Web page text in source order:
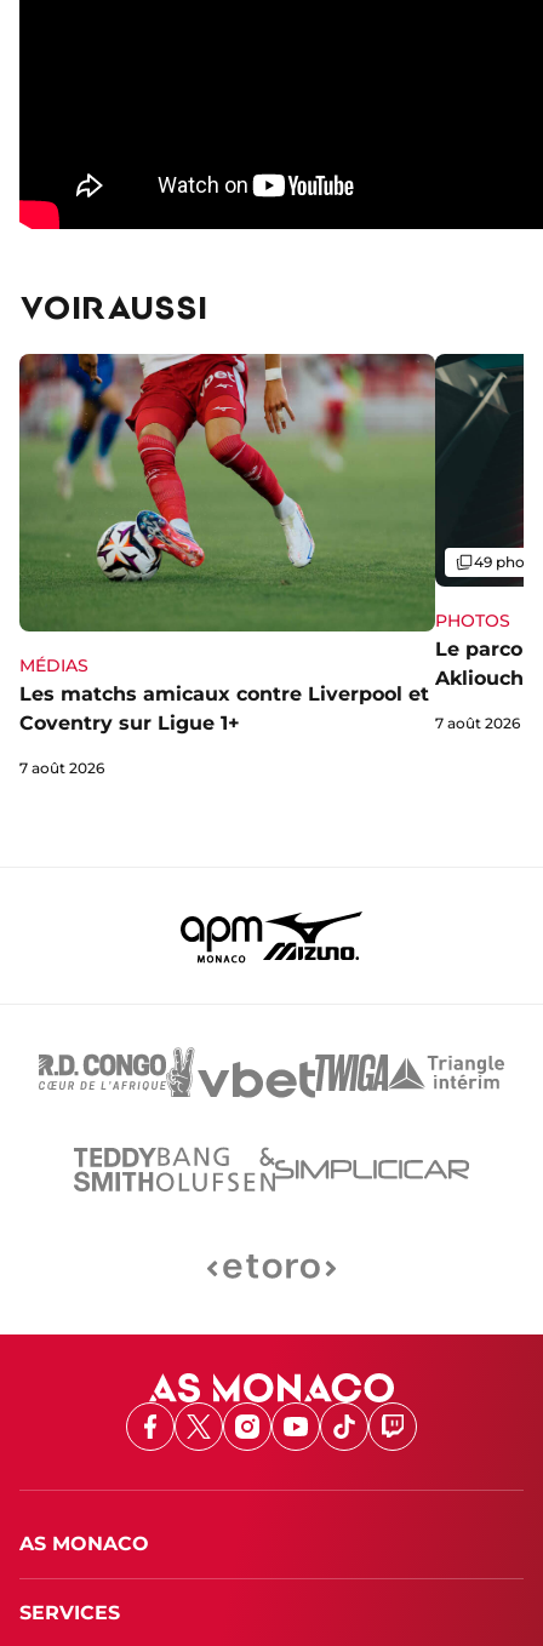
VOIR AUSSI
MÉDIAS
Les matchs amicaux contre Liverpool et
Coventry sur Ligue 1+
7 août 2026
PHOTOS
Le
Akliouche
Galerie
49
7 août 2026
Facebook
X Instagram
Youtube
TikTokTwitch
AS MONACO
SERVICES